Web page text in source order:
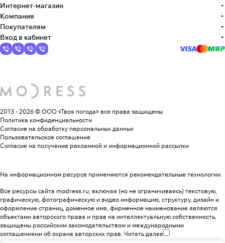
Интернет-магазин
Компания
Покупателям
Вход в кабинет
2013 - 2026 © ООО «Твоя погода» все права защищены
Политика конфиденциальности
Согласие на обработку персональных данных
Пользовательское соглашение
Согласие на получение рекламной и информационной рассылки
На информационном ресурсе применяются рекомендательные технологии.
Все ресурсы сайта modress.ru, включая (но не ограничиваясь) текстовую,
графическую, фотографическую и видео информацию, структуру, дизайн и
оформление страниц, доменное имя, фирменное наименование являются
объектами авторского права и прав на интеллектуальную собственность,
защищены российским законодательством и международными
соглашениями об охране авторских прав. Читать далее